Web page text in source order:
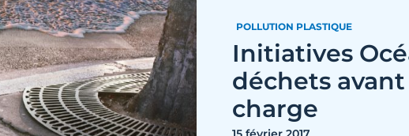
POLLUTION PLASTIQUE
Initiatives
déchets avant
charge